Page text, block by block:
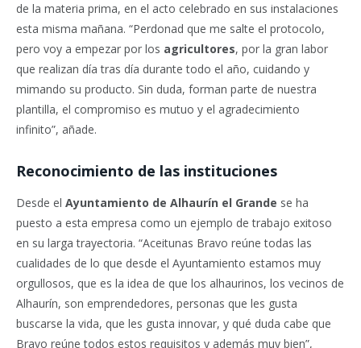
de la materia prima, en el acto celebrado en sus instalaciones
esta misma mañana. “Perdonad que me salte el protocolo,
pero voy a empezar por los agricultores, por la gran labor
que realizan día tras día durante todo el año, cuidando y
mimando su producto. Sin duda, forman parte de nuestra
plantilla, el compromiso es mutuo y el agradecimiento
infinito”, añade.
Reconocimiento de las instituciones
Desde el Ayuntamiento de Alhaurín el Grande se ha
puesto a esta empresa como un ejemplo de trabajo exitoso
en su larga trayectoria. “Aceitunas Bravo reúne todas las
cualidades de lo que desde el Ayuntamiento estamos muy
orgullosos, que es la idea de que los alhaurinos, los vecinos de
Alhaurín, son emprendedores, personas que les gusta
buscarse la vida, que les gusta innovar, y qué duda cabe que
Bravo reúne todos estos requisitos y además muy bien”,